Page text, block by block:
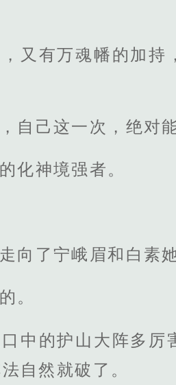
又有万魂幡的加持
自己这一次，绝对
化神境强者。
向了宁峨眉和白素
。
中的护山大阵多厉
自然就破了。